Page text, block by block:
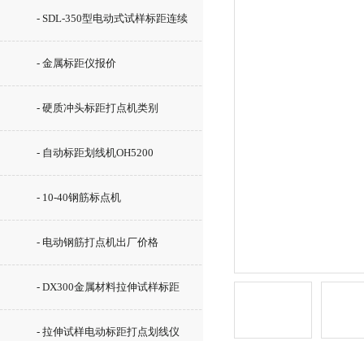
- SDL-350型电动式试样标距连续
打点机型号
- 金属标距仪报价
- 硬质冲头标距打点机类别
- 自动标距划线机OH5200
- 10-40钢筋标点机
- 电动钢筋打点机出厂价格
- DX300金属材料拉伸试样标距
仪
- 拉伸试样电动标距打点划线仪